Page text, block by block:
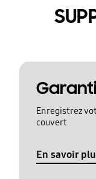
Enregistrez
couvert
En savoir